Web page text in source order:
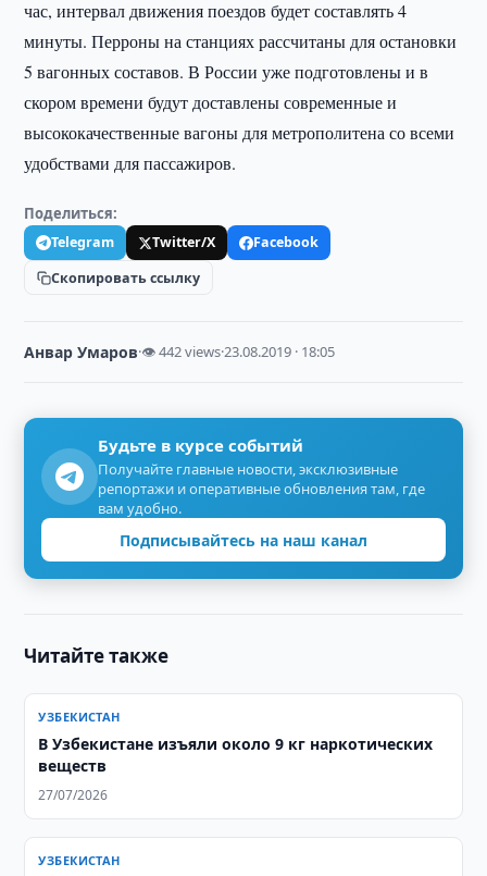
час, интервал движения поездов будет составлять 4
минуты. Перроны на станциях рассчитаны для остановки
5 вагонных составов. В России уже подготовлены и в
скором времени будут доставлены современные и
высококачественные вагоны для метрополитена со всеми
удобствами для пассажиров.
Поделиться:
Telegram Twitter/X
Facebook
Скопировать ссылку
Анвар Умаров·👁 442 views·23.08.2019 · 18:05
Будьте в курсе событий
Получайте главные новости, эксклюзивные
репортажи и оперативные обновления там, где
вам удобно.
Подписывайтесь на наш канал
Читайте также
УЗБЕКИСТАН
В Узбекистане изъяли около 9 кг наркотических
веществ
27/07/2026
УЗБЕКИСТАН